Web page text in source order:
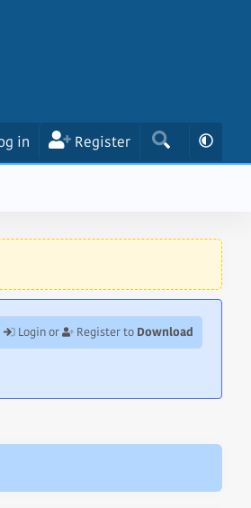
in Register
Login or Register to Download